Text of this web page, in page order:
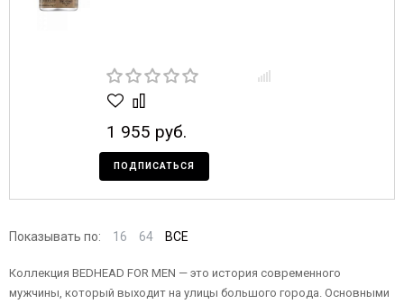
1 955 руб.
ПОДПИСАТЬСЯ
Показывать по: 16 64 ВСЕ
Коллекция BEDHEAD FOR MEN — это история современного
мужчины, который выходит на улицы большого города. Основными